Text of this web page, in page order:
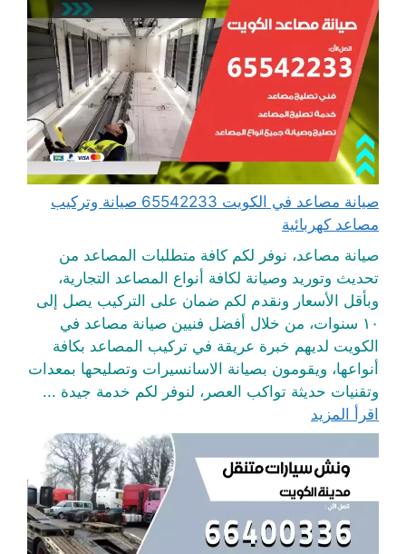
صيانة مصاعد في الكويت 65542233 صيانة وتركيب
مصاعد كهربائية
صيانة مصاعد، نوفر لكم كافة متطلبات المصاعد من
تحديث وتوريد وصيانة لكافة أنواع المصاعد التجارية،
وبأقل الأسعار ونقدم لكم ضمان على التركيب يصل إلى
١٠ سنوات، من خلال أفضل فنيين صيانة مصاعد في
الكويت لديهم خبرة عريقة في تركيب المصاعد بكافة
أنواعها، ويقومون بصيانة الاسانسيرات وتصليحها بمعدات
وتقنيات حديثة تواكب العصر، لنوفر لكم خدمة جيدة ...
اقرأ المزيد